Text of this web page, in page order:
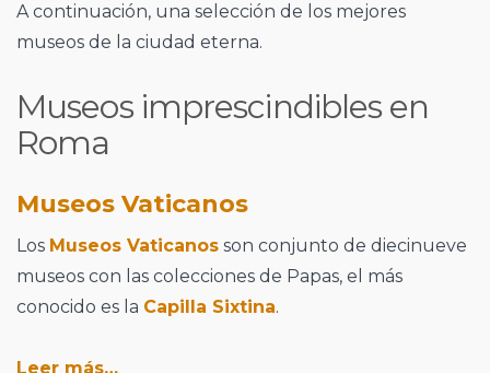
A continuación, una selección de los mejores
museos de la ciudad eterna.
Museos imprescindibles en
Roma
Museos Vaticanos
Los Museos Vaticanos son conjunto de diecinueve
museos con las colecciones de Papas, el más
conocido es la Capilla Sixtina.
Leer más…